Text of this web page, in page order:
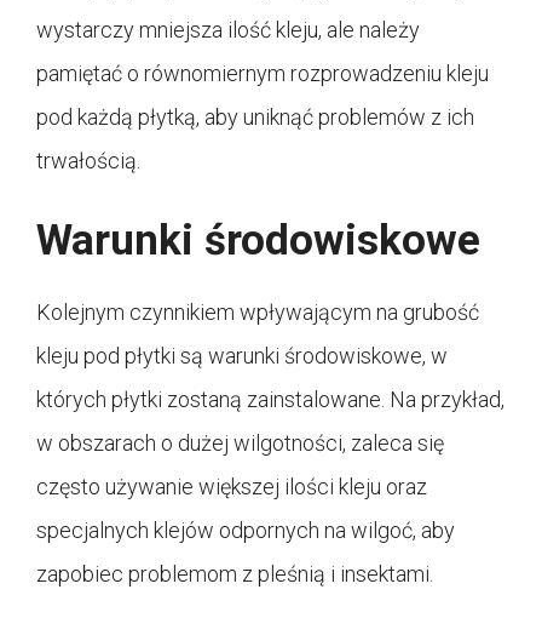
wystarczy mniejsza ilość kleju, ale należy
pamiętać o równomiernym rozprowadzeniu kleju
pod każdą płytką, aby uniknąć problemów z ich
trwałością.
Warunki środowiskowe
Kolejnym czynnikiem wpływającym na grubość
kleju pod płytki są warunki środowiskowe, w
których płytki zostaną zainstalowane. Na przykład,
w obszarach o dużej wilgotności, zaleca się
często używanie większej ilości kleju oraz
specjalnych klejów odpornych na wilgoć, aby
zapobiec problemom z pleśnią i insektami.